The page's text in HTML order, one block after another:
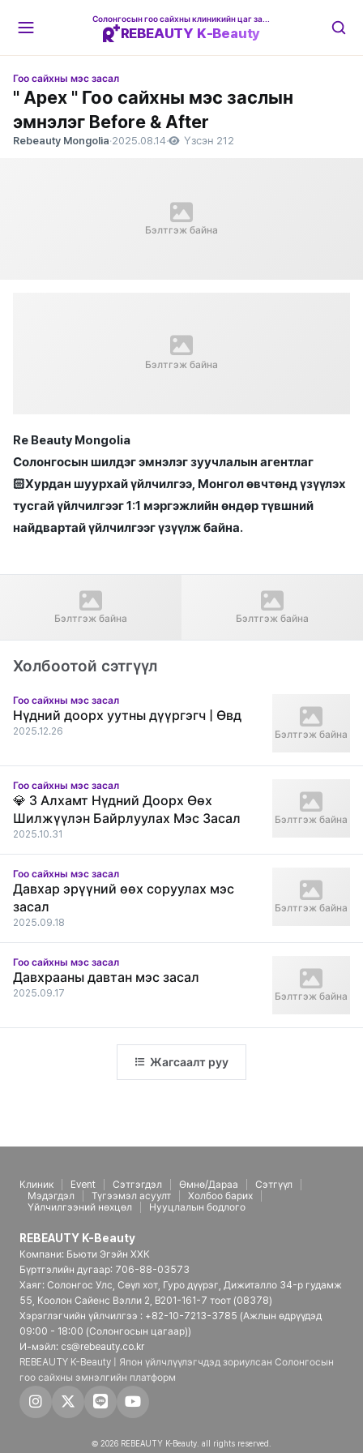
REBEAUTY K-Beauty
Гоо сайхны мэс засал
" Apex " Гоо сайхны мэс заслын
эмнэлэг Before & After
Rebeauty Mongolia·2025.08.14· Үзсэн 212
Бэлтгэж байна
Бэлтгэж байна
Re Beauty Mongolia
Солонгосын шилдэг эмнэлэг зуучлалын агентлаг
🏻Хурдан шуурхай үйлчилгээ, Монгол өвчтөнд үзүүлэх
тусгай үйлчилгээг 1:1 мэргэжлийн өндөр түвшний
найдвартай үйлчилгээг үзүүлж байна.
Өмнөх нийтлэл
Гангнам Гранд нүдний
эмнэлэг , "Нүдний болорБэлтгэж байна
Дараагийн нийтлэл
" Apex " Гоо сайхны мэс
заслын эмнэлэг Before &
Бэлтгэж байна
Холбоотой сэтгүүл
Гоо сайхны мэс засал
Нүдний доорх уутны дүүргэгч | Өвд
2025.12.26 Бэлтгэж байна
Гоо сайхны мэс засал
💎 3 Алхамт Нүдний Доорх Өөх
Шилжүүлэн Байрлуулах Мэс Засал
2025.10.31
Бэлтгэж байна
Гоо сайхны мэс засал
Давхар эрүүний өөх соруулах мэс
засал
2025.09.18
Бэлтгэж байна
Гоо сайхны мэс засал
Давхрааны давтан мэс засал
2025.09.17 Бэлтгэж байна
Жагсаалт руу
Клиник Event Сэтгэгдэл Өмнө/Дараа
Сэтгүүл
Мэдэгдэл
Түгээмэл асуулт
Холбоо барих
Үйлчилгээний нөхцөл
Нууцлалын бодлого
REBEAUTY K-Beauty
Компани: Бьюти Эгэйн ХХК
Бүртгэлийн дугаар: 706-88-03573
Хаяг: Солонгос Улс, Сөүл хот, Гуро дүүрэг, Дижиталло 34-р гудамж
55, Коолон Сайенс Вэлли 2, B201-161-7 тоот (08378)
Хэрэглэгчийн үйлчилгээ : +82-10-7213-3785 (Ажлын өдрүүдэд
09:00 - 18:00 (Солонгосын цагаар))
И-мэйл: cs@rebeauty.co.kr
REBEAUTY K-Beauty | Япон үйлчлүүлэгчдэд зориулсан Солонгосын
гоо сайхны эмнэлгийн платформ
© 2026 REBEAUTY K-Beauty. all rights reserved.